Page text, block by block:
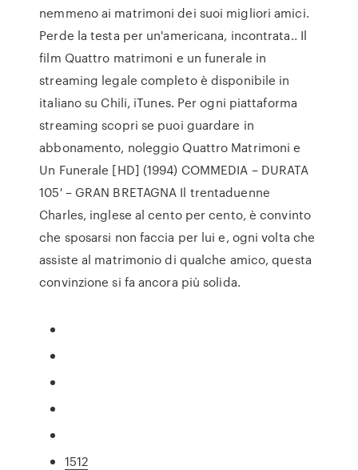
nemmeno ai matrimoni dei suoi migliori amici.
Perde la testa per un'americana, incontrata.. Il
film Quattro matrimoni e un funerale in
streaming legale completo è disponibile in
italiano su Chili, iTunes. Per ogni piattaforma
streaming scopri se puoi guardare in
abbonamento, noleggio Quattro Matrimoni e
Un Funerale [HD] (1994) COMMEDIA – DURATA
105′ – GRAN BRETAGNA Il trentaduenne
Charles, inglese al cento per cento, è convinto
che sposarsi non faccia per lui e, ogni volta che
assiste al matrimonio di qualche amico, questa
convinzione si fa ancora più solida.
1512